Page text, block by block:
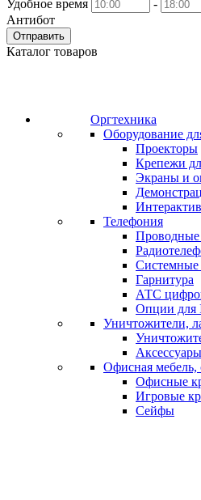
Удобное время
-
Антибот
Отправить
Каталог товаров
Оргтехника
Оборудование
Проекторы
Крепежи
Экраны и
Телефония
Системные
Гарнитура
АТС
Опции для
Уничтожители,
Аксессуары
Офисная
Офисные
Игровые
Сейфы